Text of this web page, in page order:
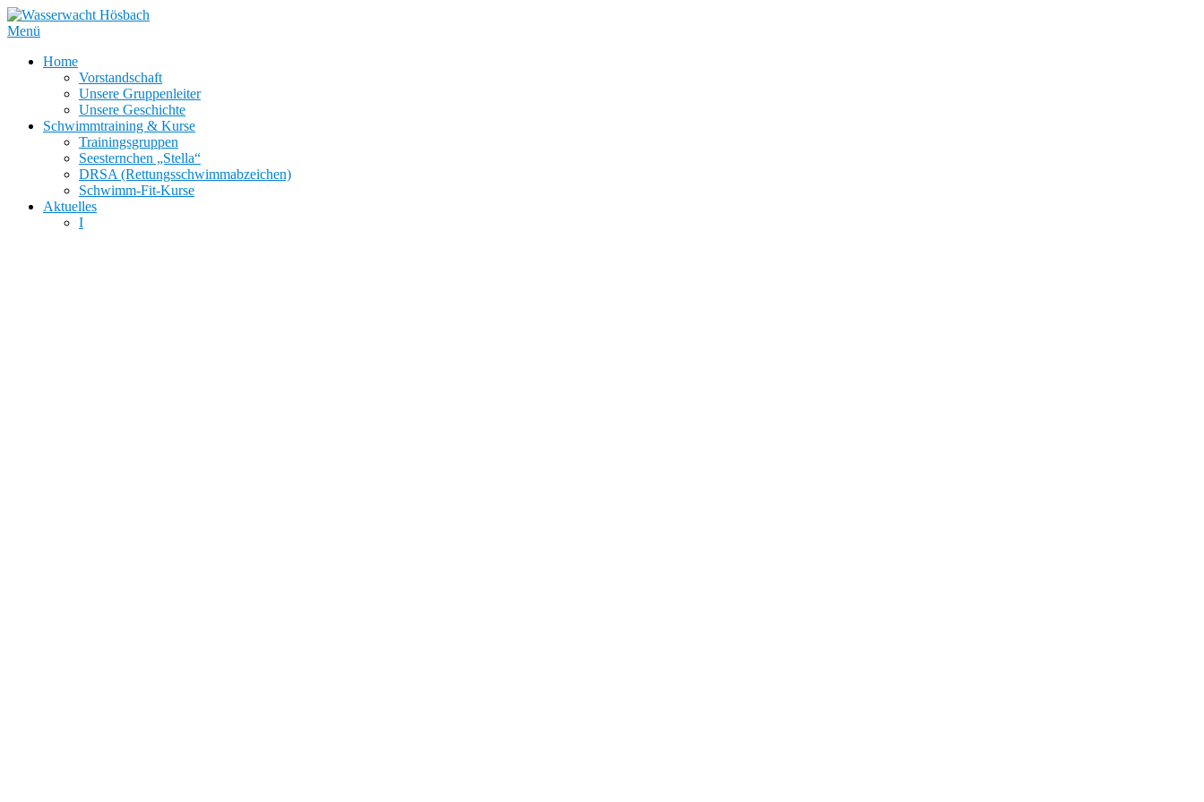
Zum
Inhalt
Menü
Home
Vorstandschaft
Unsere Gruppenleiter
Unsere Geschichte
Schwimmtraining & Kurse
Trainingsgruppen
Seesternchen „Stella“
DRSA (Rettungsschwimmabzeichen)
Schwimm-Fit-Kurse
Aktuelles
I